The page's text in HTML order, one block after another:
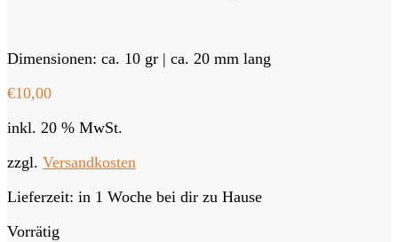
Dimensionen: ca. 10 gr | ca. 20 mm lang
€10,00
inkl. 20 % MwSt.
zzgl. Versandkosten
Lieferzeit: in 1 Woche bei dir zu Hause
Vorrätig